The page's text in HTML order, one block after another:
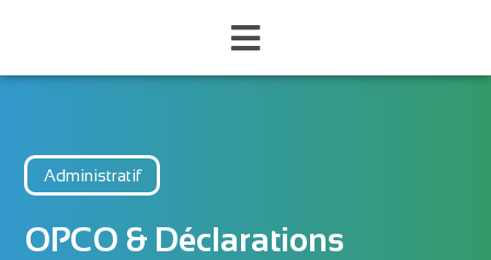
Administratif
OPCO & Déclarations